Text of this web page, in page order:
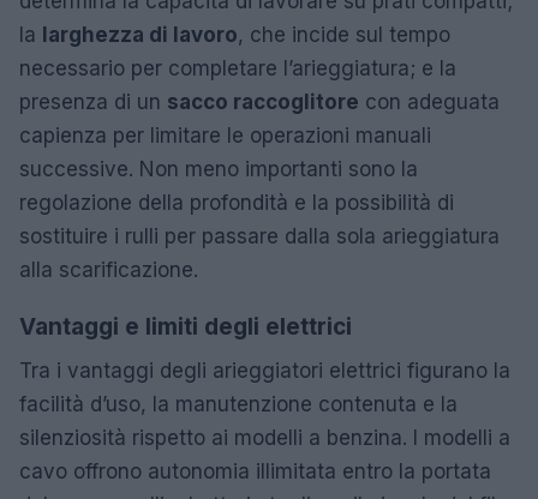
la larghezza di lavoro, che incide sul tempo
necessario per completare l’arieggiatura; e la
presenza di un sacco raccoglitore con adeguata
capienza per limitare le operazioni manuali
successive. Non meno importanti sono la
regolazione della profondità e la possibilità di
sostituire i rulli per passare dalla sola arieggiatura
alla scarificazione.
Vantaggi e limiti degli elettrici
Tra i vantaggi degli arieggiatori elettrici figurano la
facilità d’uso, la manutenzione contenuta e la
silenziosità rispetto ai modelli a benzina. I modelli a
cavo offrono autonomia illimitata entro la portata